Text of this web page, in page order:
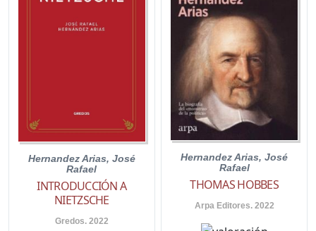
Hernandez Arias, José
Rafael
INTRODUCCIÓN A
NIETZSCHE
Gredos. 2022
Hernandez Arias, José
Rafael
THOMAS HOBBES
Arpa Editores. 2022